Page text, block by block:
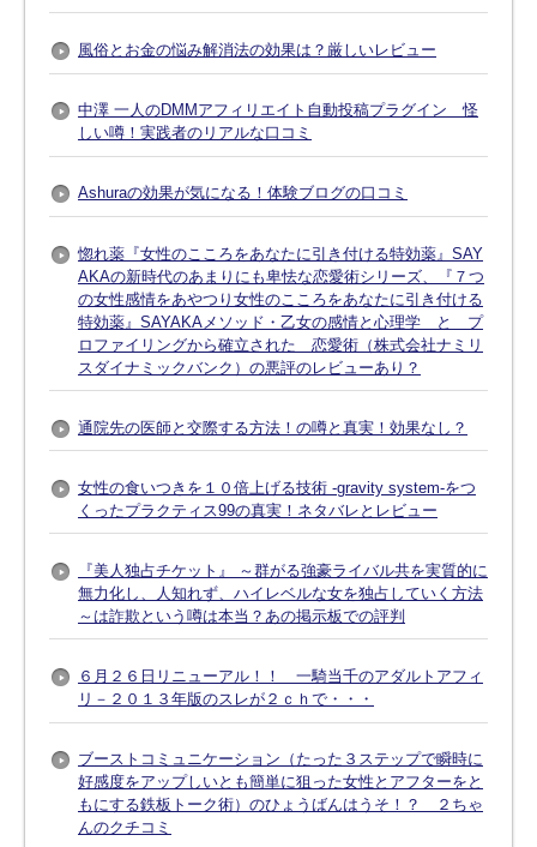
風俗とお金の悩み解消法の効果は？厳しいレビュー
中澤 一人のDMMアフィリエイト自動投稿プラグイン 怪
しい噂！実践者のリアルな口コミ
Ashuraの効果が気になる！体験ブログの口コミ
惚れ薬『女性のこころをあなたに引き付ける特効薬』SAY
AKAの新時代のあまりにも卑怯な恋愛術シリーズ、『７つ
の女性感情をあやつり女性のこころをあなたに引き付ける
特効薬』SAYAKAメソッド・乙女の感情と心理学 と プ
ロファイリングから確立された 恋愛術（株式会社ナミリ
スダイナミックバンク）の悪評のレビューあり？
通院先の医師と交際する方法！の噂と真実！効果なし？
女性の食いつきを１０倍上げる技術 -gravity system-をつ
くったプラクティス99の真実！ネタバレとレビュー
『美人独占チケット』 ～群がる強豪ライバル共を実質的に
無力化し、人知れず、ハイレベルな女を独占していく方法
～は詐欺という噂は本当？あの掲示板での評判
６月２６日リニューアル！！ 一騎当千のアダルトアフィ
リ－２０１３年版のスレが２ｃｈで・・・
ブーストコミュニケーション（たった３ステップで瞬時に
好感度をアップしいとも簡単に狙った女性とアフターをと
もにする鉄板トーク術）のひょうばんはうそ！？ ２ちゃ
んのクチコミ